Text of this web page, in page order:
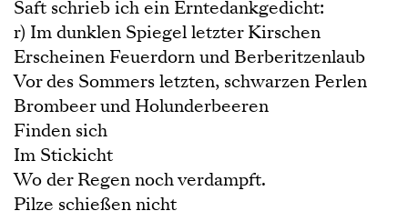
Saft schrieb ich ein Erntedankgedicht:
r) Im dunklen Spiegel letzter Kirschen
Erscheinen Feuerdorn und Berberitzenlaub
Vor des Sommers letzten, schwarzen Perlen
Brombeer und Holunderbeeren
Finden sich
Im Stickicht
Wo der Regen noch verdampft.
Pilze schießen nicht